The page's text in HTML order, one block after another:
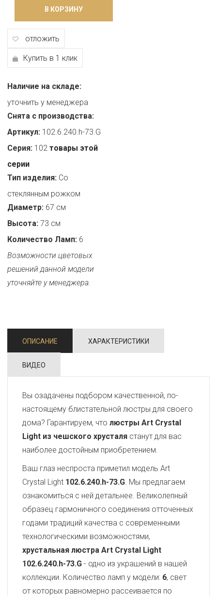
В КОРЗИНУ
отложить
Купить в 1 клик
Наличие на складе:
уточнить у менеджера
Снята с производства:
Артикул: 102.6.240.h-73.G
Серия: 102 товары этой
серии
Тип изделия: Со
стеклянным рожком
Диаметр: 67 см
Высота: 73 см
Количество Ламп: 6
Возможности цветовых
решений данной модели
уточняйте у менеджера.
ОПИСАНИЕ ХАРАКТЕРИСТИКИ
ВИДЕО
Вы озадачены подбором качественной, по-
настоящему блистательной люстры для своего
дома? Гарантируем, что люстры Art Crystal
Light из чешского хрусталя станут для вас
наиболее достойным приобретением.
Ваш глаз неспроста приметил модель Art
Crystal Light 102.6.240.h-73.G. Мы предлагаем
ознакомиться с ней детальнее. Великолепный
образец гармоничного соединения отточенных
годами традиций качества с современными
технологическими возможностями,
хрустальная люстра Art Crystal Light
102.6.240.h-73.G - одно из украшений в нашей
коллекции. Количество ламп у модели: 6, свет
от которых равномерно рассеивается по